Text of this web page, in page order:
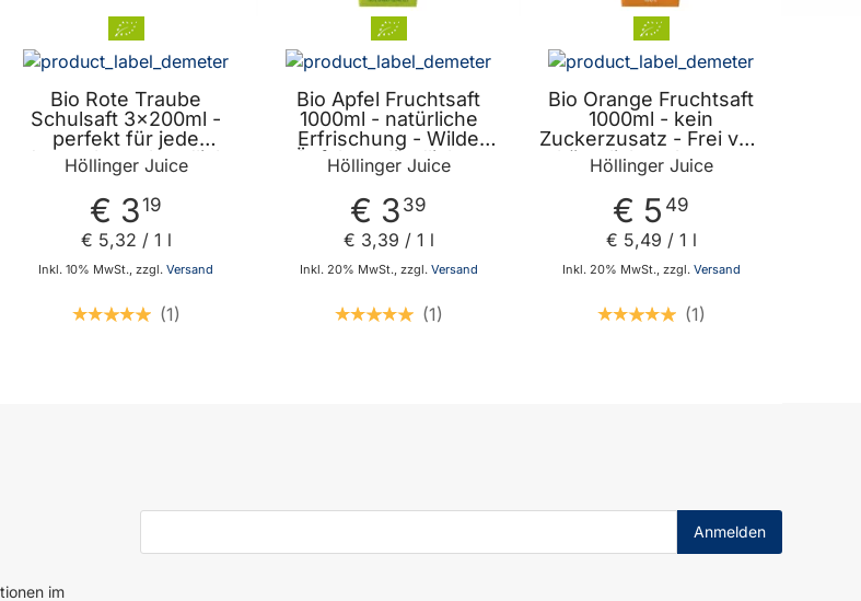
Bio Rote Traube
Schulsaft 3x200ml -
perfekt für jede
Jausenbox - handlich
kleiner Durstlöscher -
mit Strohhalm von
Höllinger Juice
Höllinger Juice
€ 319
Inkl. 10% MwSt., zzgl. Versand
€ 5,32 / 1 l
1
Bio Apfel Fruchtsaft
1000ml - natürliche
Erfrischung - Wilde
Äpfel von ländlichen
Streuobstwiesen -
ohne künstliche
Aromen von Höllinger
Juice
Höllinger Juice
€ 3 39
Inkl. 20% MwSt., zzgl. Versand
€ 3,39 / 1 l
1
Bio Orange Fruchtsaft
1000ml - kein
Zuckerzusatz - Frei von
künstlichen Aromen
Farbstoffen und
Konservierungsstoffen
von Höllinger Juice
Höllinger Juice
€ 5 49
Inkl. 20% MwSt., zzgl. Versand
€ 5,49 / 1 l
1
im